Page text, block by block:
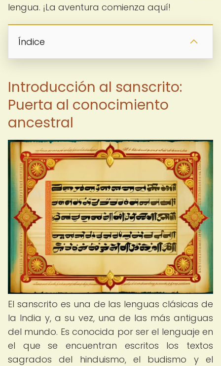
lengua. ¡La aventura comienza aquí!
Índice
Introducción al sanscrito:
Puerta al conocimiento
ancestral
El sanscrito es una de las lenguas clásicas de
la India y, a su vez, una de las más antiguas
del mundo. Es conocida por ser el lenguaje en
el que se encuentran escritos los textos
sagrados del hinduismo, el budismo y el